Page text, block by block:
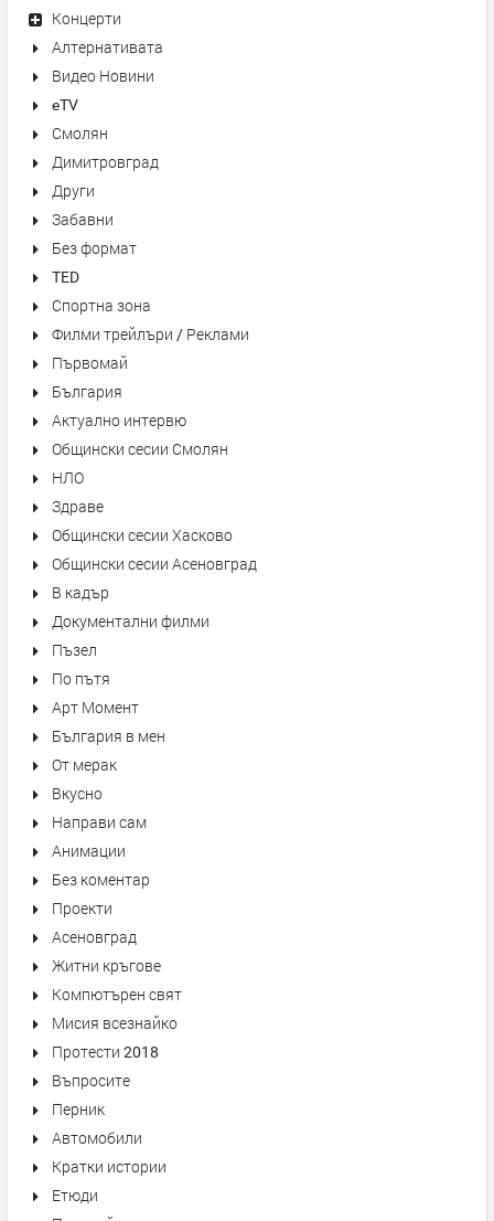
Концерти
Алтернативата
Видео Новини
eTV
Смолян
Димитровград
Други
Забавни
Без формат
TED
Спортна зона
Филми трейлъри / Реклами
Първомай
България
Актуално интервю
Общински сесии Смолян
НЛО
Здраве
Общински сесии Хасково
Общински сесии Асеновград
В кадър
Документални филми
Пъзел
По пътя
Арт Момент
България в мен
От мерак
Вкусно
Направи сам
Анимации
Без коментар
Проекти
Асеновград
Житни кръгове
Компютърен свят
Мисия всезнайко
Протести 2018
Въпросите
Перник
Автомобили
Кратки истории
Етюди